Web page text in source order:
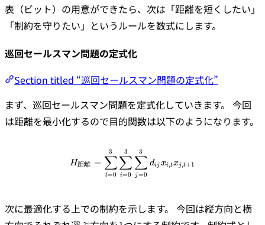
表（ビット）の用意ができたら、次は「距離を短くしたい」
「制約を守りたい」というルールを数式にします。
巡回セールスマン問題の定式化
Section titled “巡回セールスマン問題の定式化”
まず、巡回セールスマン問題を定式化していきます。 今回
は距離を最小化するので目的関数は以下のようになります。
\begin{align*} H_{\text{距
H距離 =
t=0
∑
3
i=0
∑
3
j=0
∑
3
dij xi,txj,t+1
次に最適化する上での制約を示します。 今回は縦方向と横